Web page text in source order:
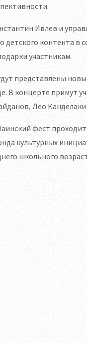
Ивлев и
детского контента в
участникам.
представлены
В концерте примут
Лео Канделаки
фест проходит
культурных
школьного